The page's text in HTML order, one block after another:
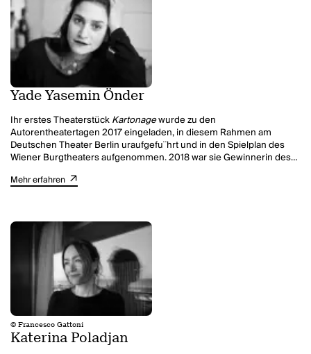
skurrilen und wichtigen Dinge des Lebens philosophiert. Sein erstes
Buch
Mama, bitte lern Deutsch
Bestsellerliste.
Yade Yasemin Önder
Ihr erstes TheaterstückKartonagewurde zu den
Autorentheatertagen 2017 eingeladen, in diesem Rahmen am
Deutschen Theater Berlin uraufgefu¨hrt und in den Spielplan des
Wiener Burgtheaters aufgenommen. 2018 war sie Gewinnerin des
Saalfeld-Förderpreises. 2020 erhielt sie das Arbeitsstipendium
Mehr erfahren
© Francesco Gattoni
Katerina Poladjan